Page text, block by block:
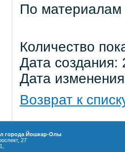
По
Количество
Дата
Дата
Возврат к
города Йошкар-Олы
27